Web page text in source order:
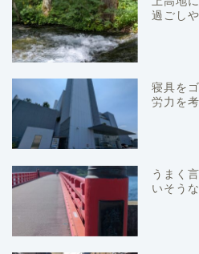
過ごし
寝具を
労力を
うまく
いそう